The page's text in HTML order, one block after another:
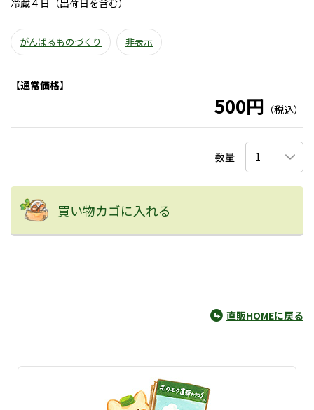
がんばるものづくり 非表示
【通常価格】
500円 （税込）
数量
買い物カゴに入れる
直販HOMEに戻る